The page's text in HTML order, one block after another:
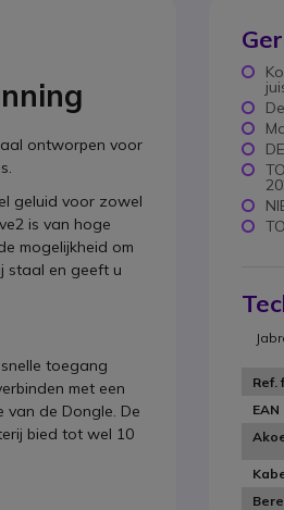
ontworpen voor
geluid voor zowel
is van hoge
mogelijkheid om
staal en geeft u
toegang
met een
van de Dongle. De
bied tot wel 10
Ref.
EAN